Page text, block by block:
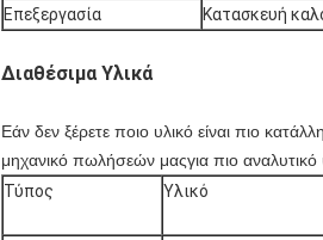
Επεξεργασία
Κατασκευή
Διαθέσιμα Υλικά
Εάν δεν ξέρετε ποιο υλικό είναι πιο
μηχανικό πωλήσεών μαςγια πιο αναλυτικό
Τύπος
Υλικό